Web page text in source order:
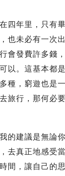
四年里，只有
也未必有一次
會發費許多錢
以。這基本都
種，窮遊也是
旅行，那何必
的建議是無論
去真正地感受
間，讓自己的